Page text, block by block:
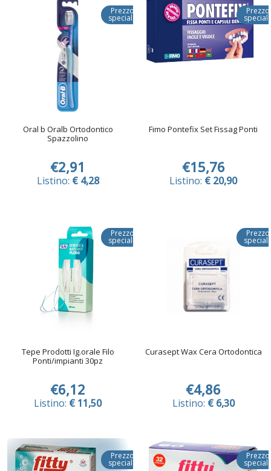
Prezzo
speciale
Oral b Oralb Ortodontico
Spazzolino
€2,91
Listino: € 4,28
Prezzo
Fimo Pontefix Set Fissag Ponti
€15,76
Listino: € 20,90
Prezzo
speciale
Tepe Prodotti Ig.orale Filo
Ponti/impianti 30pz
€6,12
Listino: € 11,50
Prezzo
Curasept Wax Cera Ortodontica
€4,86
Listino: € 6,30
Prezzo
speciale
Prezzo